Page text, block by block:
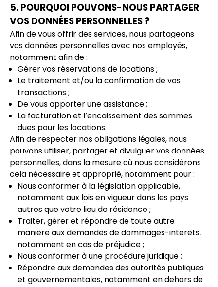
5. POURQUOI POUVONS-NOUS PARTAGER
VOS DONNÉES PERSONNELLES ?
Afin de vous offrir des services, nous partageons
vos données personnelles avec nos employés,
notamment afin de :
Gérer vos réservations de locations ;
Le traitement et/ou la confirmation de vos
transactions ;
De vous apporter une assistance ;
La facturation et l’encaissement des sommes
dues pour les locations.
Afin de respecter nos obligations légales, nous
pouvons utiliser, partager et divulguer vos données
personnelles, dans la mesure où nous considérons
cela nécessaire et approprié, notamment pour :
Nous conformer à la législation applicable,
notamment aux lois en vigueur dans les pays
autres que votre lieu de résidence ;
Traiter, gérer et répondre de toute autre
manière aux demandes de dommages-intérêts,
notamment en cas de préjudice ;
Nous conformer à une procédure juridique ;
Répondre aux demandes des autorités publiques
et gouvernementales, notamment en dehors de